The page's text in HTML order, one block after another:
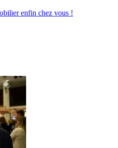
enfin chez vous !